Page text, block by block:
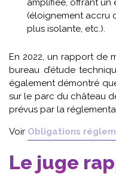
amplifiée, offrant un
(éloignement accru
plus isolante, etc.).
En 2022, un rapport de
bureau d’étude
également démontré
sur le parc du château
prévus par la
Voir Obligations
Le juge